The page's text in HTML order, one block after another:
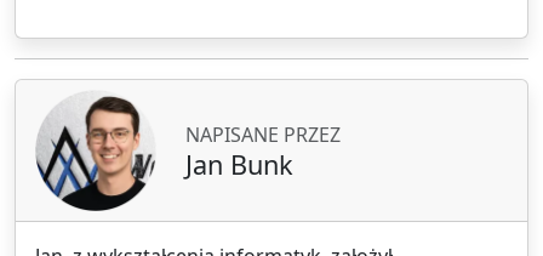
NAPISANE PRZEZ
Jan Bunk